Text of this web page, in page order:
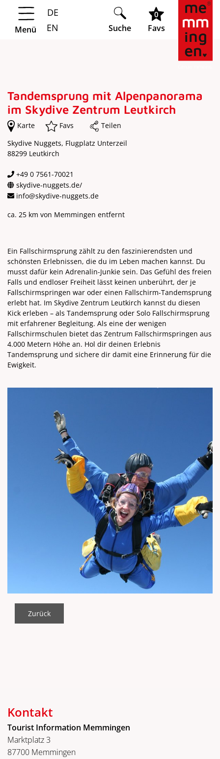
Springe zur Navigation
Springe zum Hauptinhalt
Menü
DE
EN
Suche
0
Favs
Tandemsprung mit Alpenpanorama
im Skydive Zentrum Leutkirch
Karte Favs
Teilen
Skydive Nuggets, Flugplatz Unterzeil
88299 Leutkirch
+49 0 7561-70021
skydive-nuggets.de/
info@skydive-nuggets.de
ca. 25 km von Memmingen entfernt
Ein Fallschirmsprung zählt zu den faszinierendsten und
schönsten Erlebnissen, die du im Leben machen kannst. Du
musst dafür kein Adrenalin-Junkie sein. Das Gefühl des freien
Falls und endloser Freiheit lässt keinen unberührt, der je
Fallschirmspringen war oder einen Fallschirm-Tandemsprung
erlebt hat. Im Skydive Zentrum Leutkirch kannst du diesen
Kick erleben – als Tandemsprung oder Solo Fallschirmsprung
mit erfahrener Begleitung. Als eine der wenigen
Fallschirmschulen bietet das Zentrum Fallschirmspringen aus
4.000 Metern Höhe an. Hol dir deinen Erlebnis
Tandemsprung und sichere dir damit eine Erinnerung für die
Ewigkeit.
Zurück
Kontakt
Tourist Information Memmingen
Marktplatz 3
87700 Memmingen